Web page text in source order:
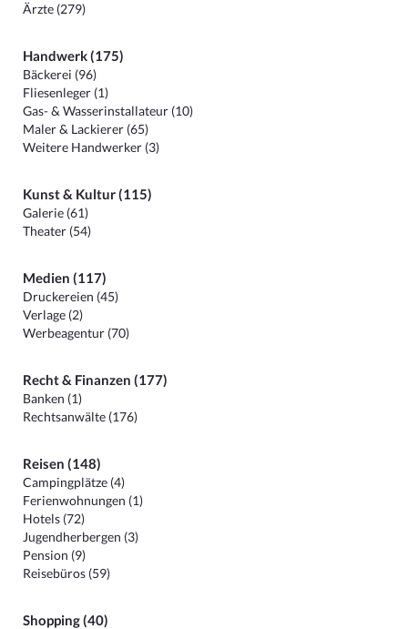
Ärzte (279)
Handwerk (175)
Bäckerei (96)
Fliesenleger (1)
Gas- & Wasserinstallateur (10)
Maler & Lackierer (65)
Weitere Handwerker (3)
Kunst & Kultur (115)
Galerie (61)
Theater (54)
Medien (117)
Druckereien (45)
Verlage (2)
Werbeagentur (70)
Recht & Finanzen (177)
Banken (1)
Rechtsanwälte (176)
Reisen (148)
Campingplätze (4)
Ferienwohnungen (1)
Hotels (72)
Jugendherbergen (3)
Pension (9)
Reisebüros (59)
Shopping (40)